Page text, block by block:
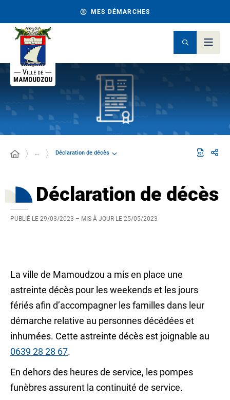
MES DÉMARCHES
… Déclaration de décès
Déclaration de décès
PUBLIÉ LE 29/03/2023 – MIS À JOUR LE 25/05/2023
La ville de Mamoudzou a mis en place une
astreinte décès pour les weekends et les jours
fériés afin d’accompagner les familles dans leur
démarche relative au personnes décédées et
inhumées. Cette astreinte décès est joignable au
0639 28 28 67.
En dehors des heures de service, les pompes
funèbres assurent la continuité de service.